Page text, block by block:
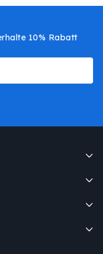
10% Rabatt